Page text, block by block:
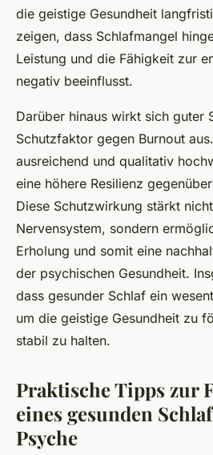
die geistige Gesundheit
zeigen, dass Schlafmangel
Leistung und die Fähigkeit zur
negativ beeinflusst.
Darüber hinaus wirkt sich guter
Schutzfaktor gegen Burnout
ausreichend und qualitativ
eine höhere Resilienz
Diese Schutzwirkung stärkt
Nervensystem, sondern
Erholung und somit eine
der psychischen Gesundheit.
dass gesunder Schlaf ein
um die geistige Gesundheit zu
stabil zu halten.
Praktische Tipps zur
eines gesunden
Psyche